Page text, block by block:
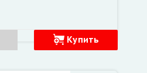
Купить